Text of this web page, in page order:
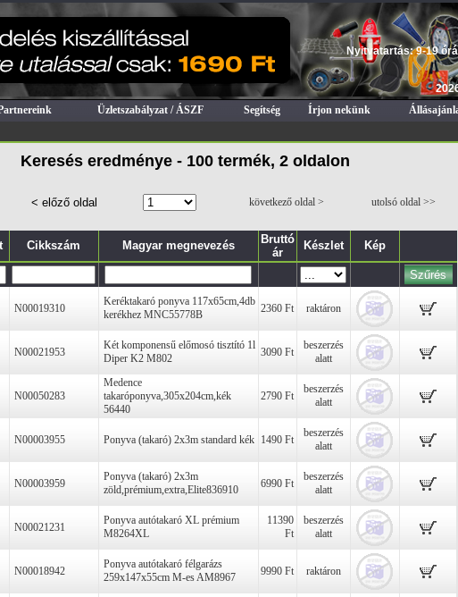
Nyitvatartás: 9-19
Üzletszabályzat / ÁSZF Segítség Írjon nekünk
Keresés eredménye - 100 termék, 2 oldalon
< előző oldal következő oldal > utolsó oldal >>
Cikkszám Magyar megnevezés
Bruttó
ár
Készlet Kép
N00019310
Keréktakaró ponyva 117x65cm,4db
kerékhez MNC55778B
2360 Ft raktáron
N00021953
Két komponensű előmosó tisztító 1l
Diper K2 M802
3090 Ft
beszerzés
alatt
N00050283
Medence
takaróponyva,305x204cm,kék
56440
2790 Ft
beszerzés
alatt
N00003955 Ponyva (takaró) 2x3m standard kék 1490 Ft
beszerzés
alatt
N00003959
Ponyva (takaró) 2x3m
zöld,prémium,extra,Elite836910
6990 Ft
beszerzés
alatt
N00021231
Ponyva autótakaró XL prémium
M8264XL
11390
Ft
beszerzés
alatt
N00018942
Ponyva autótakaró félgarázs
259x147x55cm M-es AM8967
9990 Ft raktáron